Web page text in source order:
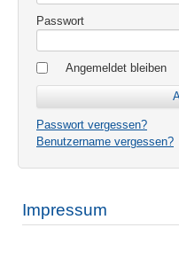
Passwort
Angemeldet bleiben
Passwort vergessen?
Benutzername vergessen?
Impressum